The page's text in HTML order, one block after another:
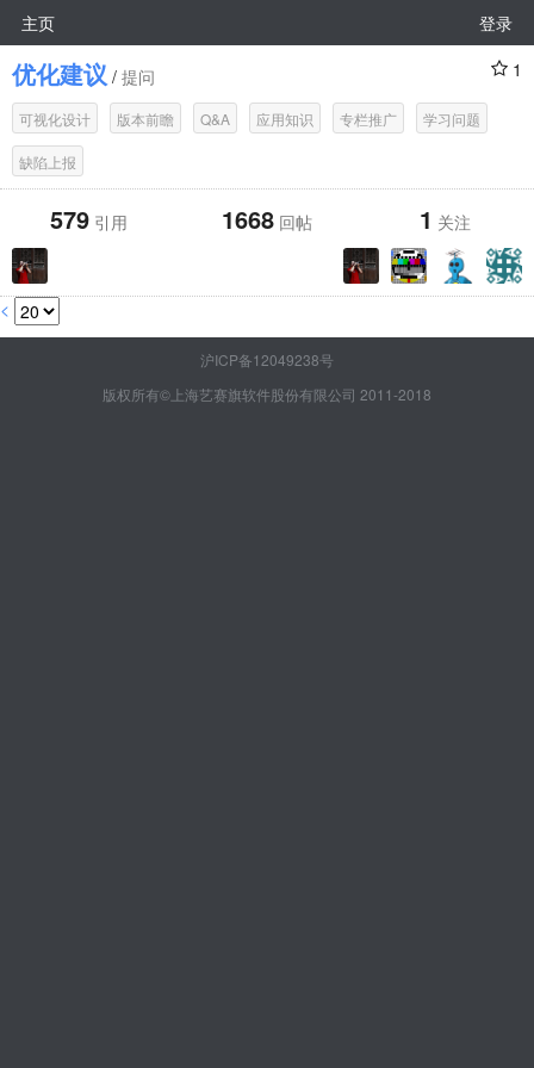
主页 登录
优化建议 / 提问 1
可视化设计 版本前瞻 Q&A 应用知识 专栏推广 学习问题
缺陷上报
579 引用 1668 回帖 1 关注
<
沪ICP备12049238号
版权所有©上海艺赛旗软件股份有限公司 2011-2018